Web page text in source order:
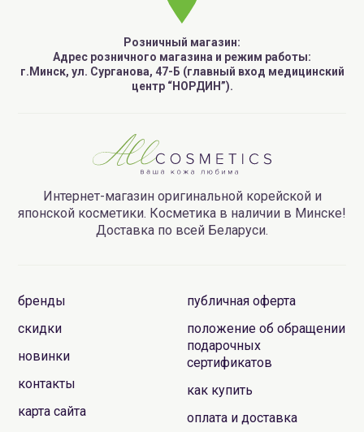
Розничный магазин:
Адрес розничного магазина и режим работы:
г.Минск, ул. Сурганова, 47-Б (главный вход медицинский
центр “НОРДИН”).
Интернет-магазин оригинальной корейской и
японской косметики. Косметика в наличии в Минске!
Доставка по всей Беларуси.
бренды
скидки
новинки
контакты
карта сайта
публичная оферта
положение об обращении
подарочных
сертификатов
как купить
оплата и доставка